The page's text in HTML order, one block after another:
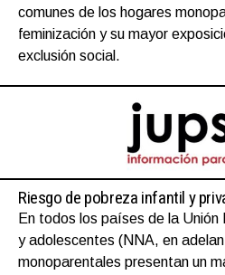
comunes de los hogares
feminización y su mayor
exclusión social.
Riesgo de pobreza infantil y
En todos los países de la Unión
y adolescentes (NNA, en
monoparentales presentan un